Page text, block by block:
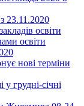
23.11.2020
освіти
освіти
нові терміни
грудні-січні